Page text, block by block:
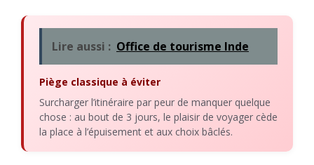
Lire aussi : Office de tourisme Inde
Piège classique à éviter
Surcharger l’itinéraire par peur de manquer quelque
chose : au bout de 3 jours, le plaisir de voyager cède
la place à l’épuisement et aux choix bâclés.